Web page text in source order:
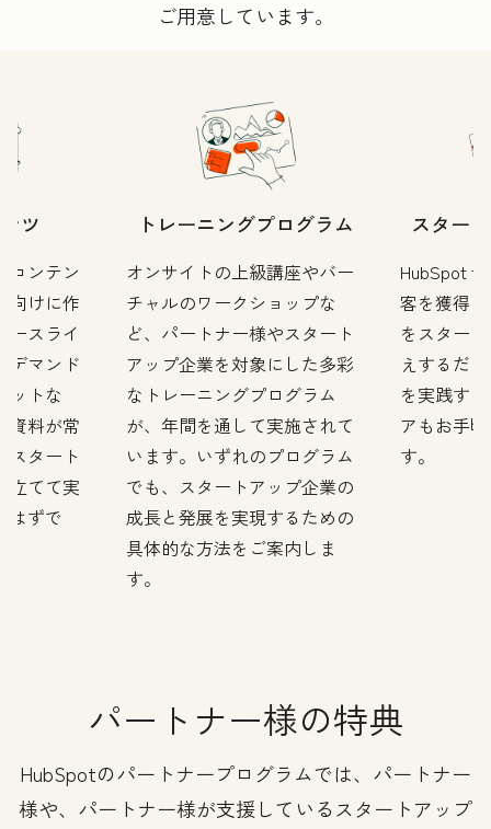
ご用意しています。
ツ
コンテン
向けに作
ースライ
デマンド
ットな
資料が常
スタート
立てて実
はずで
トレーニングプログラム
オンサイトの上級講座やバー
チャルのワークショップな
ど、パートナー様やスタート
アップ企業を対象にした多彩
なトレーニングプログラム
が、年間を通して実施されて
います。いずれのプログラム
でも、スタートアップ企業の
成長と発展を実現するための
具体的な方法をご案内しま
す。
スター
HubSpot
客を獲得
をスター
えするだ
を実践す
アもお手
す。
パートナー様の特典
HubSpotのパートナープログラムでは、パートナー
様や、パートナー様が支援しているスタートアップ